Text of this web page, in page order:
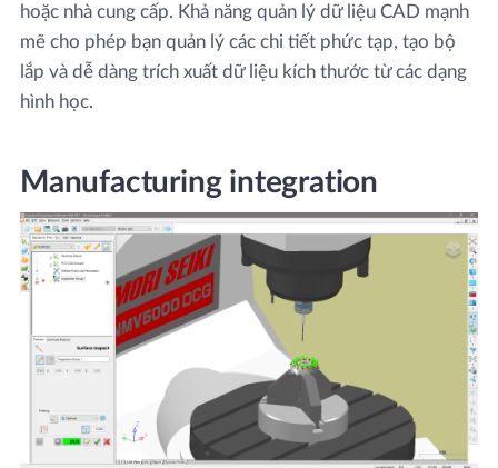
hoặc nhà cung cấp. Khả năng quản lý dữ liệu CAD mạnh
mẽ cho phép bạn quản lý các chi tiết phức tạp, tạo bộ
lắp và dễ dàng trích xuất dữ liệu kích thước từ các dạng
hình học.
Manufacturing integration